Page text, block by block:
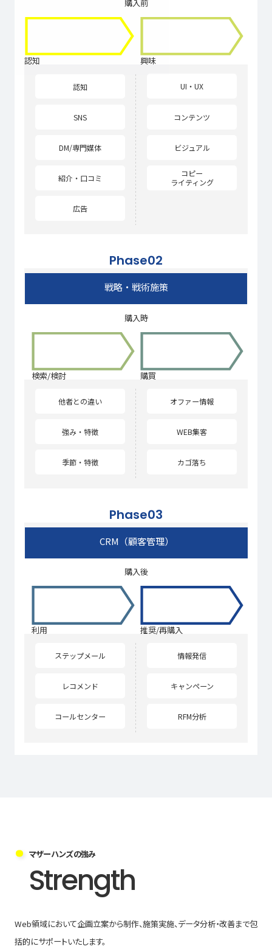
購入前
認知
認知
SNS
DM/専門媒体
紹介・口コミ
広告
興味
UI・UX
コンテンツ
ビジュアル
コピー
ライティング
Phase02
戦略・戦術施策
購入時
検索/検討
他者との違い
強み・特徴
季節・特徴
購買
オファー情報
WEB集客
カゴ落ち
Phase03
CRM（顧客管理）
購入後
利用
ステップメール
レコメンド
コールセンター
推奨/再購入
情報発信
キャンペーン
RFM分析
マザーハンズの強み
Strength
Web領域において企画立案から制作、施策実施、データ分析・改善まで包
括的にサポートいたします。